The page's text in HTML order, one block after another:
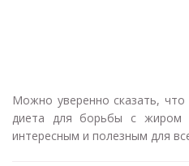
Можно уверенно сказать,
диета для борьбы с
интересным и полезным для